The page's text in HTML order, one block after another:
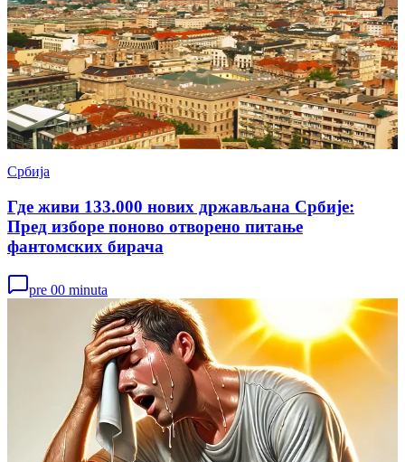
Србија
Где живи 133.000 нових држављана Србије:
Пред изборе поново отворено питање
фантомских бирача
pre 00 minuta